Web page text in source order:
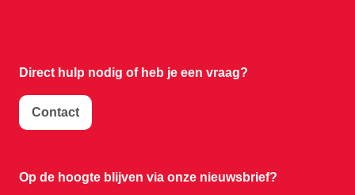
Direct hulp nodig ofheb je een vraag?
Contact
Op de hoogte blijven via onze nieuwsbrief?